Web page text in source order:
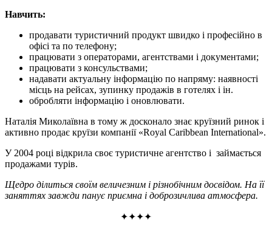
Навчить:
продавати туристичний продукт швидко і професійно в
офісі та по телефону;
працювати з операторами, агентствами і документами;
працювати з консульствами;
надавати актуальну інформацію по напряму: наявності
місць на рейсах, зупинку продажів в готелях і ін.
обробляти інформацію і оновлювати.
Наталія Миколаївна в тому ж досконало знає круїзний ринок і
активно продає круїзи компанії «Royal Caribbean Internationаl».
У 2004 році відкрила своє туристичне агентство і займається
продажами турів.
Щедро ділиться своїм величезним і різнобічним досвідом. На її
заняттях завжди панує приємна і доброзичлива атмосфера.
✦✦✦✦